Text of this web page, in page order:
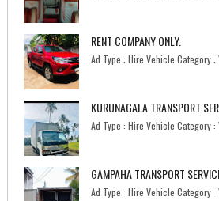
RENT COMPANY ONLY.
Ad Type : Hire Vehicle Category :
KURUNAGALA TRANSPORT
Ad Type : Hire Vehicle Category :
GAMPAHA TRANSPORT
Ad Type : Hire Vehicle Category :